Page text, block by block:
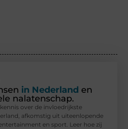
in Nederland en
nalatenschap.
over de invloedrijkste
afkomstig uit uiteenlopende
en sport. Leer hoe zij